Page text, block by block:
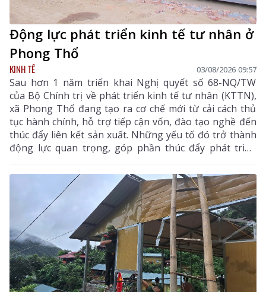
Động lực phát triển kinh tế tư nhân ở
Phong Thổ
KINH TẾ 03/08/2026 09:57
Sau hơn 1 năm triển khai Nghị quyết số 68-NQ/TW
của Bộ Chính trị về phát triển kinh tế tư nhân (KTTN),
xã Phong Thổ đang tạo ra cơ chế mới từ cải cách thủ
tục hành chính, hỗ trợ tiếp cận vốn, đào tạo nghề đến
thúc đẩy liên kết sản xuất. Những yếu tố đó trở thành
động lực quan trọng, góp phần thúc đẩy phát triển
kinh tế - xã hội của vùng đất biên cương, từng bước
khẳng định rõ nét vai trò của KTTN.